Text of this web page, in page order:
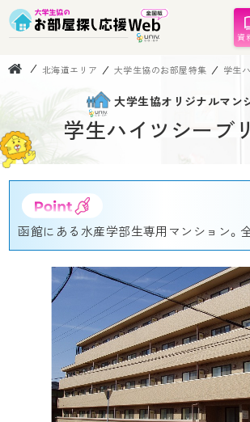
資
北海道エリア 大学生協のお部屋特集 学生
大学生協オリジナルマン
学生ハイツシーブ
函館にある水産学部生専用マンション。